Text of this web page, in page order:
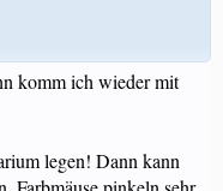
komm ich wieder mit
legen! Dann kann